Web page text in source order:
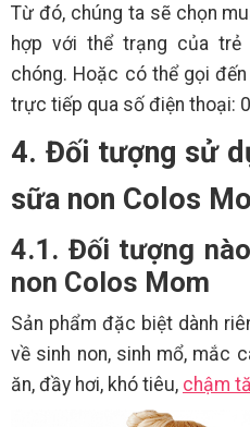
Từ đó, chúng ta sẽ chọn
hợp với thể trạng của trẻ
chóng. Hoặc có thể gọi
trực tiếp qua số điện thoại:
4. Đối tượng sử
sữa non Colos
4.1. Đối tượng
non Colos Mom
Sản phẩm đặc biệt dành
về sinh non, sinh mổ, mắc
ăn, đầy hơi, khó tiêu, chậm